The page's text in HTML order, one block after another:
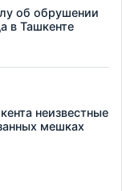
об обрушении
в Ташкенте
неизвестные
мешках